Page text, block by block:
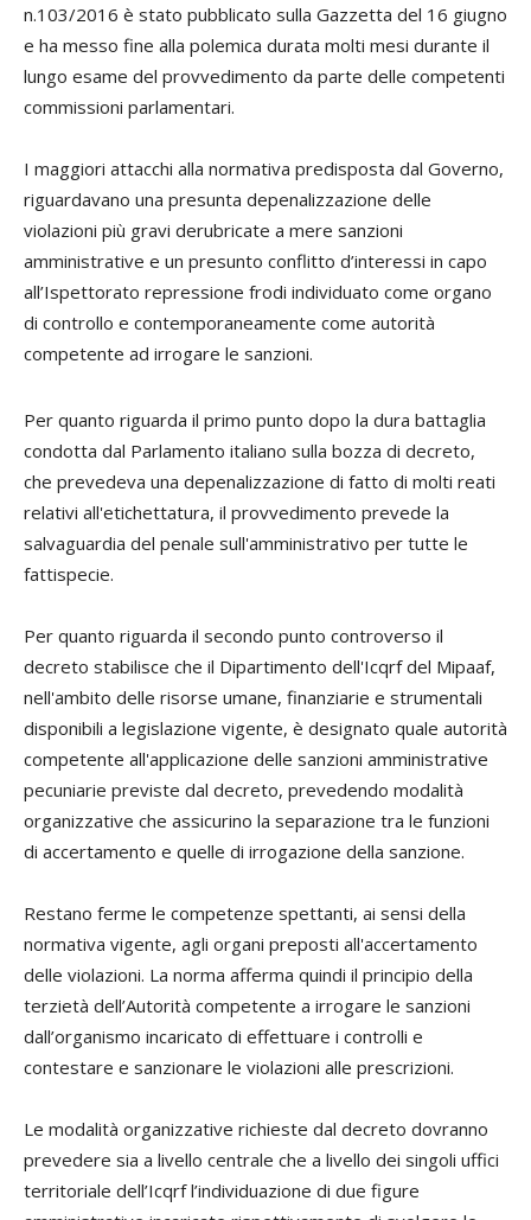
n.103/2016 è stato pubblicato sulla Gazzetta del 16 giugno
e ha messo fine alla polemica durata molti mesi durante il
lungo esame del provvedimento da parte delle competenti
commissioni parlamentari.
I maggiori attacchi alla normativa predisposta dal Governo,
riguardavano una presunta depenalizzazione delle
violazioni più gravi derubricate a mere sanzioni
amministrative e un presunto conflitto d’interessi in capo
all’Ispettorato repressione frodi individuato come organo
di controllo e contemporaneamente come autorità
competente ad irrogare le sanzioni.
Per quanto riguarda il primo punto dopo la dura battaglia
condotta dal Parlamento italiano sulla bozza di decreto,
che prevedeva una depenalizzazione di fatto di molti reati
relativi all'etichettatura, il provvedimento prevede la
salvaguardia del penale sull'amministrativo per tutte le
fattispecie.
Per quanto riguarda il secondo punto controverso il
decreto stabilisce che il Dipartimento dell'Icqrf del Mipaaf,
nell'ambito delle risorse umane, finanziarie e strumentali
disponibili a legislazione vigente, è designato quale autorità
competente all'applicazione delle sanzioni amministrative
pecuniarie previste dal decreto, prevedendo modalità
organizzative che assicurino la separazione tra le funzioni
di accertamento e quelle di irrogazione della sanzione.
Restano ferme le competenze spettanti, ai sensi della
normativa vigente, agli organi preposti all'accertamento
delle violazioni. La norma afferma quindi il principio della
terzietà dell’Autorità competente a irrogare le sanzioni
dall’organismo incaricato di effettuare i controlli e
contestare e sanzionare le violazioni alle prescrizioni.
Le modalità organizzative richieste dal decreto dovranno
prevedere sia a livello centrale che a livello dei singoli uffici
territoriale dell’Icqrf l’individuazione di due figure